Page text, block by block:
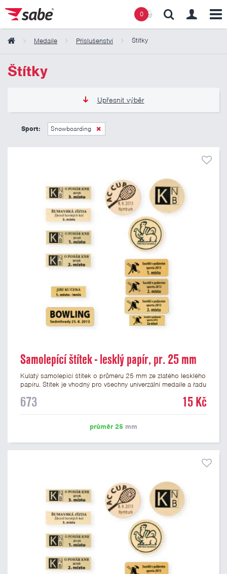
0
Medaile Příslušenství Štítky
Štítky
Upřesnit výběr
15 Kč
Sport: Snowboarding
Samolepící štítek - lesklý papír, pr. 25 mm
Kulatý samolepicí štítek o průměru 25 mm ze zlatého lesklého
papíru. Štítek je vhodný pro všechny univerzální medaile a řadu
mm. Na štítek je možné vytisknout logo nebo text dle vašeho
673 15 Kč
průměr 25 mm
Obsah košíku